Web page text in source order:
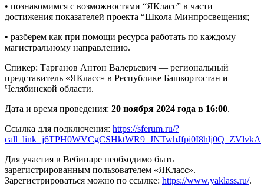
• познакомимся с возможностями “ЯКласс” в части
достижения показателей проекта “Школа Минпросвещения;
• разберем как при помощи ресурса работать по каждому
магистральному направлению.
Спикер: Тарганов Антон Валерьевич — региональный
представитель «ЯКласс» в Республике Башкортостан и
Челябинской области.
Дата и время проведения: 20 ноября 2024 года в 16:00.
Ссылка для подключения: https://sferum.ru/?
call_link=j6TPH0WVCgCSHktWR9_JNTwhJfpi0I8hlj0Q_ZVlvkA
Для участия в Вебинаре необходимо быть
зарегистрированным пользователем «ЯКласс».
Зарегистрироваться можно по ссылке: https://www.yaklass.ru/.